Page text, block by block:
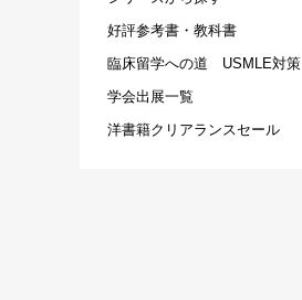
好評参考書・教科書
臨床留学への道 USMLE対策
学会出展一覧
洋書籍クリアランスセール